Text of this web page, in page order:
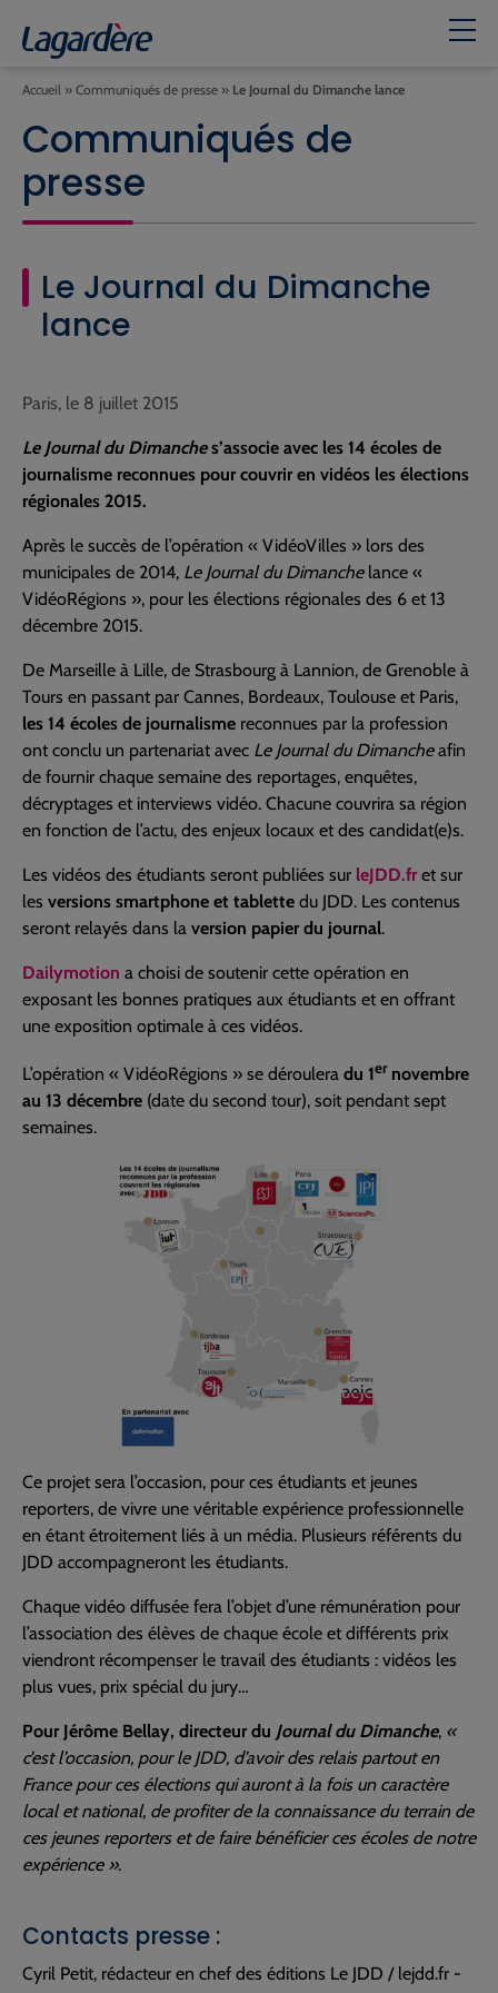
Accueil » Communiqués de presse » Le Journal du Dimanche lance
Communiqués de
presse
Le Journal du Dimanche
lance
Paris, le 8 juillet 2015
Le Journal du Dimanches’associe avec les 14 écoles de
journalisme reconnues pour couvrir en vidéos les élections
régionales 2015.
Après le succès de l’opération « VidéoVilles » lors des
municipales de 2014, Le Journal du Dimanchelance «
VidéoRégions », pour les élections régionales des 6 et 13
décembre 2015.
De Marseille à Lille, de Strasbourg à Lannion, de Grenoble à
Tours en passant par Cannes, Bordeaux, Toulouse et Paris,
les 14 écoles de journalisme reconnues par la profession
ont conclu un partenariat avec Le Journal du Dimancheafin
de fournir chaque semaine des reportages, enquêtes,
décryptages et interviews vidéo. Chacune couvrira sa région
en fonction de l’actu, des enjeux locaux et des candidat(e)s.
Les vidéos des étudiants seront publiées sur leJDD.fret sur
les versions smartphone et tablette du JDD. Les contenus
seront relayés dans la version papier du journal.
Dailymotion a choisi de soutenir cette opération en
exposant les bonnes pratiques aux étudiants et en offrant
une exposition optimale à ces vidéos.
L’opération « VidéoRégions » se déroulera du 1ernovembre
au 13 décembre (date du second tour), soit pendant sept
semaines.
Ce projet sera l’occasion, pour ces étudiants et jeunes
reporters, de vivre une véritable expérience professionnelle
en étant étroitement liés à un média. Plusieurs référents du
JDD accompagneront les étudiants.
Chaque vidéo diffusée fera l’objet d’une rémunération pour
l’association des élèves de chaque école et différents prix
viendront récompenser le travail des étudiants : vidéos les
plus vues, prix spécial du jury…
Pour Jérôme Bellay, directeur du Journal du Dimanche, «
c’est l’occasion, pour le JDD, d’avoir des relais partout en
France pour ces élections qui auront à la fois un caractère
local et national, de profiter de la connaissance du terrain de
ces jeunes reporters et de faire bénéficier ces écoles de notre
expérience ».
Contacts presse :
Cyril Petit, rédacteur en chef des éditions Le JDD / lejdd.fr -